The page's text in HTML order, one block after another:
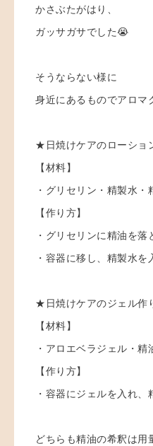
かさぶたがはり、
ガッサガサでした😭
そうならない様に
身近にあるものでアロマ
★日焼けケアのローショ
【材料】
・グリセリン・精製水・
【作り方】
・グリセリンに精油を落
・容器に移し、精製水を
★日焼けケアのジェル作
【材料】
・アロエベラジェル・精
【作り方】
・容器にジェルを入れ、
どちらも精油の希釈は用